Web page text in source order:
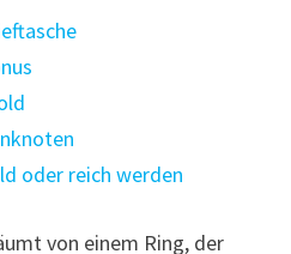
oder reich werden
von einem Ring, der